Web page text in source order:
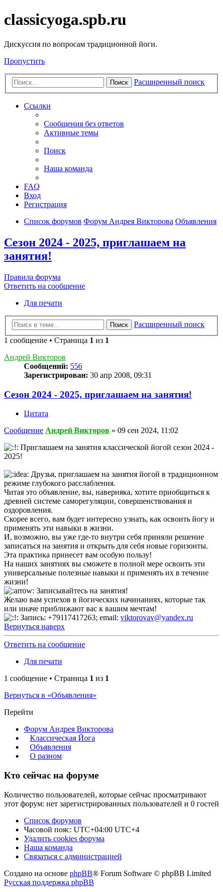
classicyoga.spb.ru
Дискуссия по вопросам традиционной йоги.
Пропустить
Поиск Расширенный поиск
Ссылки
Сообщения без ответов
Активные темы
Поиск
Наша команда
FAQ
Вход
Регистрация
Список форумов Форум Андрея Викторова Объявления
Сезон 2024 - 2025, приглашаем на
занятия!
Правила форума
Ответить на сообщение
Для печати
Поиск
Расширенный поиск
1 сообщение • Страница 1 из 1
Андрей Викторов
Сообщений: 556
Зарегистрирован: 30 апр 2008, 09:31
Сезон 2024 - 2025, приглашаем на занятия!
Цитата
Сообщение Андрей Викторов » 09 сен 2024, 11:02
Приглашаем на занятия классической йогой сезон 2024 -
2025!
Друзья, приглашаем на занятия йогой в традиционном
режиме глубокого расслабления.
Читая это объявление, вы, наверняка, хотите приобщиться к
древней системе саморегуляции, совершенствования и
оздоровления.
Скорее всего, вам будет интересно узнать, как освоить йогу и
применять эти навыки в жизни.
И, возможно, вы уже где-то внутри себя приняли решение
записаться на занятия и открыть для себя новые горизонты.
Эта практика принесет вам особую пользу!
На наших занятиях вы сможете в полной мере освоить эти
универсальные полезные навыки и применять их в течение
жизни!
Записывайтесь на занятия!
Желаю вам успехов в йогических начинаниях, которые так
или иначе приближают вас к вашим мечтам!
Запись: +79117417263; email: viktorovav@yandex.ru
Вернуться наверх
Ответить на сообщение
Для печати
1 сообщение • Страница 1 из 1
Вернуться в «Объявления»
Перейти
Форум Андрея Викторова
Классическая Йога
Объявления
О разном
Кто сейчас на форуме
Количество пользователей, которые сейчас просматривают
этот форум: нет зарегистрированных пользователей и 0 гостей
Список форумов
Часовой пояс: UTC+04:00 UTC+4
Удалить cookies форума
Наша команда
Связаться с администрацией
Создано на основе phpBB® Forum Software © phpBB Limited
Русская поддержка phpBB